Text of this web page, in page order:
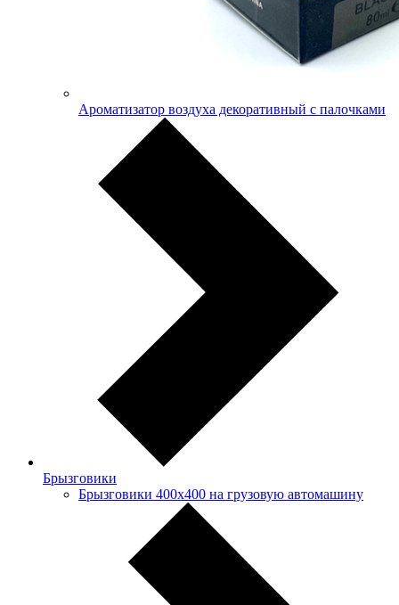
Ароматизатор воздуха декоративный с палочками
Брызговики
Брызговики 400х400 на грузовую автомашину